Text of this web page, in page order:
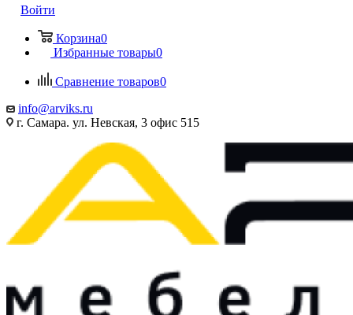
Войти
Корзина0
Избранные товары0
Сравнение товаров0
info@arviks.ru
г. Самара. ул. Невская, 3 офис 515